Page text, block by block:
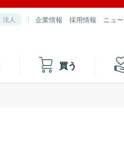
法人 企業情報 採用情報 ニュ
買う